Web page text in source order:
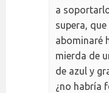
a
supera,
abominaré
mierda de
de azul y
¿no habría